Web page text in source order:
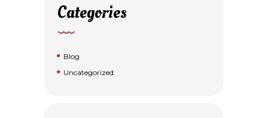
Categories
Blog
Uncategorized